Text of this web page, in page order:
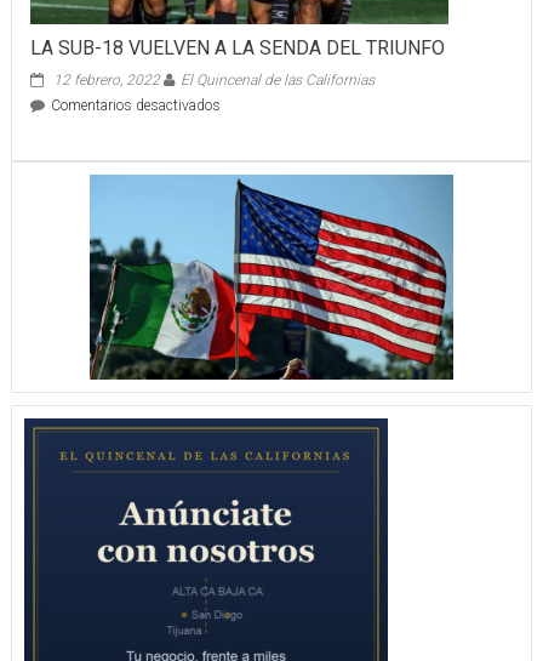
LA SUB-18 VUELVEN A LA SENDA DEL TRIUNFO
12 febrero, 2022
El Quincenal de las Californias
Comentarios desactivadosen
VUELVEN
SENDA
DEL
TRIUNFO